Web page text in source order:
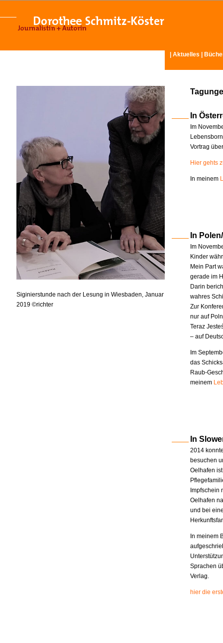
Aktuelles
Siginierstunde nach der Lesung in Wiesbaden, Januar
2019 ©richter
In
Im
Vortrag
Hier gehts
In meinem
In
Im
Kinder
Mein Part
gerade im
Darin
wahres
Zur
nur auf
Teraz
– auf
Im
das
Raub-
meinem
In
2014
besuchen
Oelhafen
Impfschein
Oelhafen
und bei
In meinem
Sprachen
Verlag.
hier die